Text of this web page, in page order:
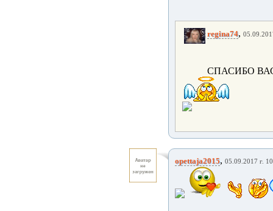
regina74,
СПАСИБО
opettaja2015, 05.09.2017 г.